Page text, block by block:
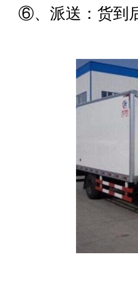
⑥、派送：货到